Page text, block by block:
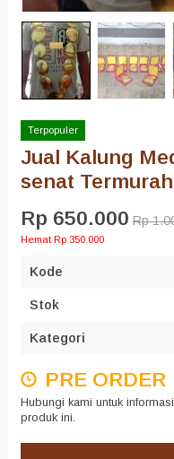
Terpopuler
Jual Kalung
senat Termurah
Rp 650.000 Rp
Hemat Rp 350.000
Kode
Stok
Kategori
PRE ORDER
Hubungi kami untuk
produk ini.